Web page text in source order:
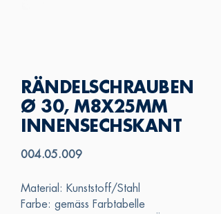
RÄNDELSCHRAUBEN
Ø 30, M8X25MM
INNENSECHSKANT
004.05.009
Material: Kunststoff/Stahl
Farbe: gemäss Farbtabelle